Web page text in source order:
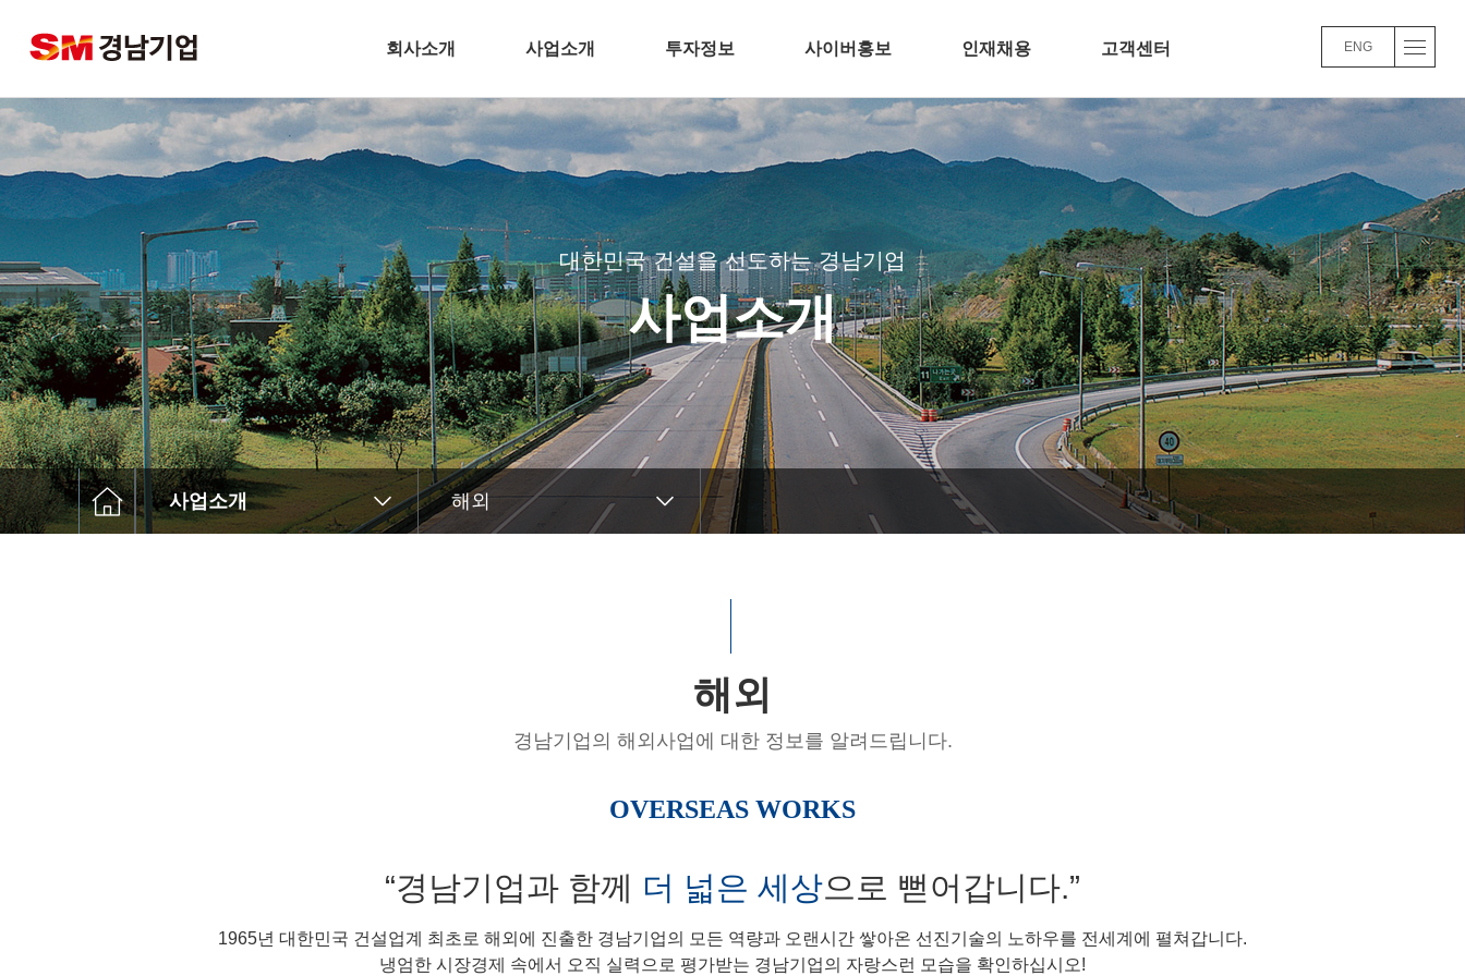
회사소개
기업개요
CEO 인사말
비전
주요연혁
경남기업 네트워크
안전보건방침
기술경영
환경경영
찾아오시는길
사업소개
주택개발
토목
플랜트
환경
해외
인테리어
투자정보
전자공고
사이버홍보
언론 속 경남기업
분양뉴스
CI
BI
TV광고
공기질 측정결과
인재채용
채용정보
인사/교육/복리후생
채용FAQ
고객센터
Q&A
경남기업 주요사업실적
바로가기
품질/환경 경영방침
바로가기
ENG
대한민국 건설을 선도하는 경남기업
사업소개
사업소개 해외
해외
경남기업의 해외사업에 대한 정보를 알려드립니다.
OVERSEAS WORKS
“경남기업과 함께 더 넓은 세상으로 뻗어갑니다.”
1965년 대한민국 건설업계 최초로 해외에 진출한 경남기업의 모든 역량과 오랜시간 쌓아온 선진기술의 노하우를 전세계에 펼쳐갑니다.
냉엄한 시장경제 속에서 오직 실력으로 평가받는 경남기업의 자랑스런 모습을 확인하십시오!